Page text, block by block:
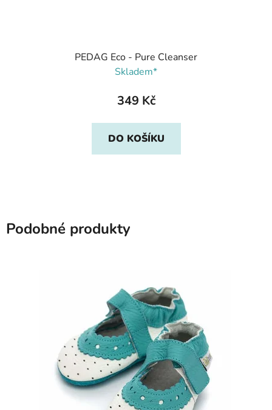
PEDAG Eco - Pure Cleanser
Skladem*
349 Kč
DO KOŠÍKU
Podobné produkty